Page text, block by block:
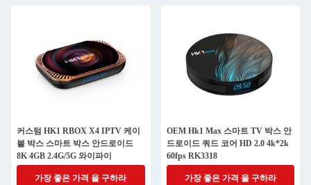
커스텀 HK1 RBOX X4 IPTV 케이
블 박스 스마트 박스 안드로이드
8K 4GB 2.4G/5G 와이파이
가장 좋은 가격 을 구하라
OEM Hk1 Max 스마트 TV 박스 안
드로이드 쿼드 코어 HD 2.0 4k*2k
60fps RK3318
가장 좋은 가격 을 구하라